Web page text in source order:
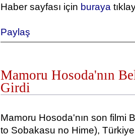
Haber sayfası için buraya
Paylaş
Mamoru Hosoda'nın
Girdi
Mamoru Hosoda'nın son filmi
to Sobakasu no Hime),